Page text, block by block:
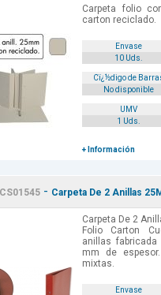
Carpeta folio
carton reciclado.
Envase
10 Uds.
Cï¿½digo de
No disponible
UMV
1 Uds.
+ Información
CS01545 - Carpeta De 2 Anillas
Carpeta De 2
Folio Carton
anillas
mm de
mixtas.
Envase